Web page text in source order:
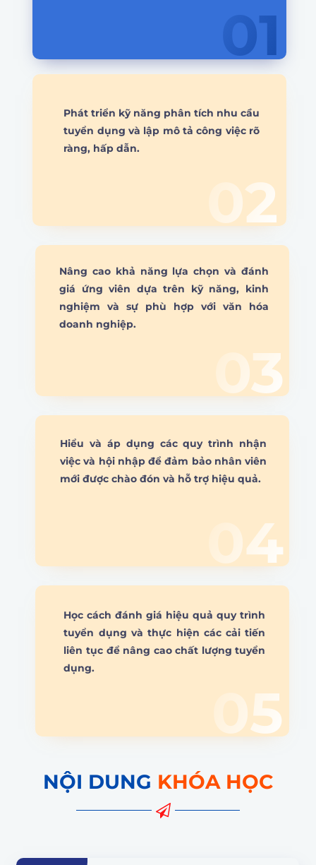
01
02
Phát triển kỹ năng phân tích nhu cầu
tuyển dụng và lập mô tả công việc rõ
ràng, hấp dẫn.
03
Nâng cao khả năng lựa chọn và đánh
giá ứng viên dựa trên kỹ năng, kinh
nghiệm và sự phù hợp với văn hóa
doanh nghiệp.
Hiểu và áp dụng các quy trình nhận
việc và hội nhập để đảm bảo nhân viên
mới được chào đón và hỗ trợ hiệu quả.
04
Học cách đánh giá hiệu quả quy trình
tuyển dụng và thực hiện các cải tiến
liên tục để nâng cao chất lượng tuyển
dụng.
05
NỘI DUNG KHÓA HỌC